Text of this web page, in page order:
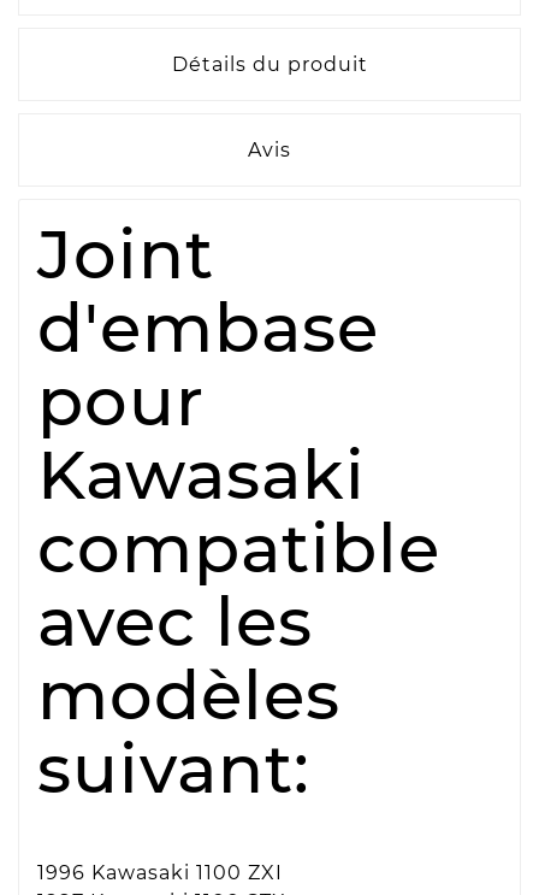
Détails du produit
Avis
Joint
d'embase
pour
Kawasaki
compatible
avec les
modèles
suivant:
1996 Kawasaki 1100 ZXI